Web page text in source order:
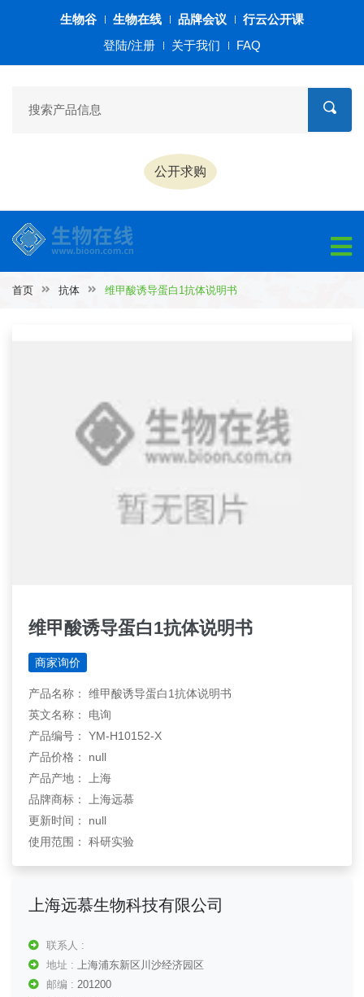
生物谷 生物在线 品牌会议
行云公开课
登陆/注册
关于我们 FAQ
公开求购
首页 抗体 维甲酸诱导蛋白1抗体说明书
维甲酸诱导蛋白1抗体说明书
商家询价
产品名称： 维甲酸诱导蛋白1抗体说明书
英文名称： 电询
产品编号： YM-H10152-X
产品价格： null
产品产地： 上海
品牌商标： 上海远慕
更新时间： null
使用范围： 科研实验
上海远慕生物科技有限公司
联系人 :
地址 : 上海浦东新区川沙经济园区
邮编 : 201200